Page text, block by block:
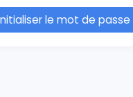
le mot de passe